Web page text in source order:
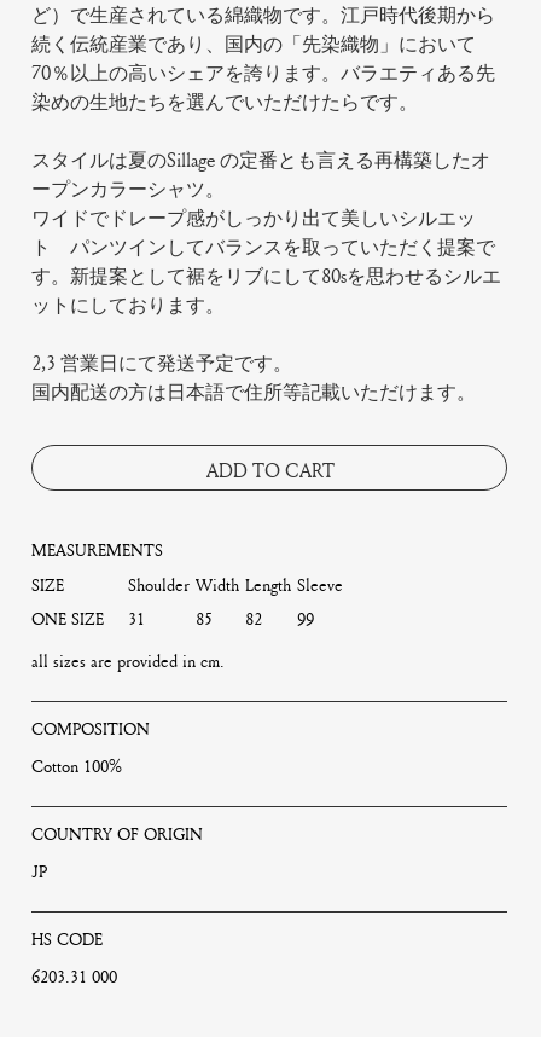
ど）で生産されている綿織物です。江戸時代後期から
続く伝統産業であり、国内の「先染織物」において
70％以上の高いシェアを誇ります。バラエティある先
染めの生地たちを選んでいただけたらです。
スタイルは夏のSillage の定番とも言える再構築したオ
ープンカラーシャツ。
ワイドでドレープ感がしっかり出て美しいシルエッ
ト パンツインしてバランスを取っていただく提案で
す。新提案として裾をリブにして80sを思わせるシルエ
ットにしております。
2,3 営業日にて発送予定です。
国内配送の方は日本語で住所等記載いただけます。
ADD TO CART
MEASUREMENTS
SIZE
Shoulder Width Length Sleeve
ONE SIZE
31 85 82
99
all sizes are provided in cm.
COMPOSITION
Cotton 100%
COUNTRY OF ORIGIN
JP
HS CODE
6203.31 000